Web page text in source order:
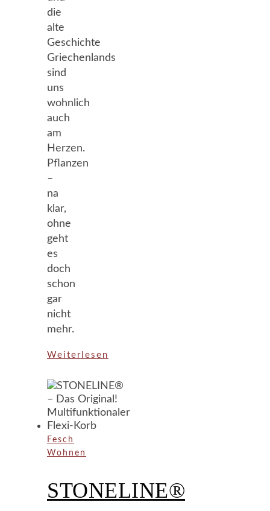
die
alte
Geschichte
Griechenlands
sind
uns
wohnlich
auch
am
Herzen.
Pflanzen
–
na
klar,
ohne
geht
es
doch
schon
gar
nicht
mehr.
Weiterlesen
Fesch
Wohnen
STONELINE®